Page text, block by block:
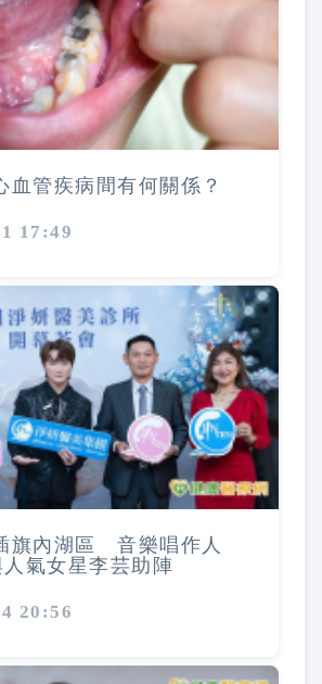
血管疾病間有何關係？
17:49
旗內湖區 音樂唱作人
氣女星李芸助陣
20:56